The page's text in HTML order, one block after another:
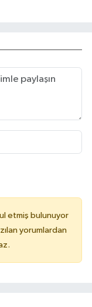
etmiş bulunuyor
yorumlardan